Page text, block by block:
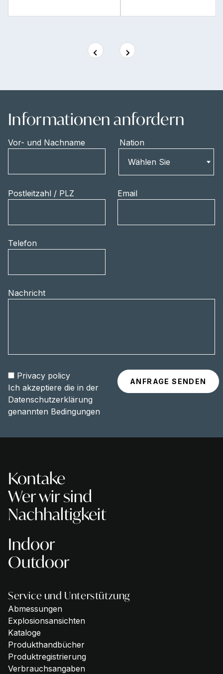
Informationen anfordern
Vor- und Nachname
Nation
Wählen Sie
Postleitzahl / PLZ Email
Telefon
Nachricht
Privacy policy
Ich akzeptiere die in der
Datenschutzerklärung
genannten Bedingungen
Kontake
Wer wir sind
Nachhaltigkeit
Indoor
Outdoor
Service und Unterstützung
Abmessungen
Explosionsansichten
Kataloge
Produkthandbücher
Produktregistrierung
Verbrauchsangaben